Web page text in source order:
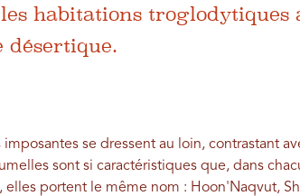
habitations troglodytiques
désertique.
imposantes se dressent au loin, contrastant
sont si caractéristiques que, dans
elles portent le même nom : Hoon'Naqvut,